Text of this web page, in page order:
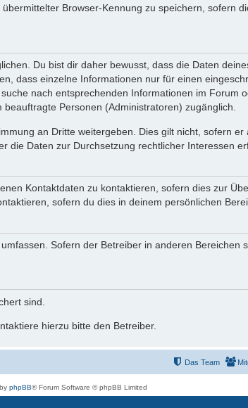
Browser-Kennung zu speichern, sofern
Du bist dir daher bewusst, dass die Daten
dass einzelne Informationen nur für einen
nach entsprechenden Informationen im Forum
Personen (Administratoren) zugänglich.
an Dritte weitergeben. Dies gilt nicht, sofern
Daten zur Durchsetzung rechtlicher Interessen
Kontaktdaten zu kontaktieren, sofern dies zur
sofern du dies in deinem persönlichen
Sofern der Betreiber in anderen Bereichen
sind.
hierzu bitte den Betreiber.
Das Team
phpBB® Forum Software © phpBB Limited